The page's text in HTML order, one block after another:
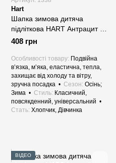
Hart
Шапка зимова дитяча
підліткова HART Антрацит -
тепла в’язана подвійна для
408 грн
Особливості товару Подвійна
в’язка, м’яка, еластична, тепла,
захищає від холоду та вітру,
зручна посадка
Сезон Осінь;
Зима
Стиль Класичний,
повсякденний, універсальний
Стать Хлопчик, Дівчинка
ВІДЕО